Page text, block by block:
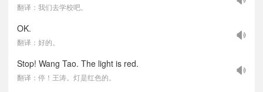
翻译：我们去学校吧。
OK.
翻译：好的。
Stop! Wang Tao. The light is red.
翻译：停！王涛。灯是红色的。